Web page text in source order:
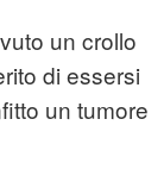
un crollo
di essersi
un tumore